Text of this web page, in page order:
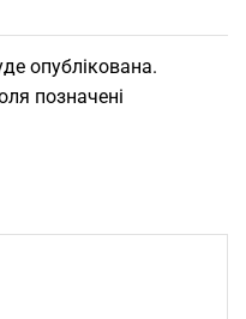
опублікована.
позначені